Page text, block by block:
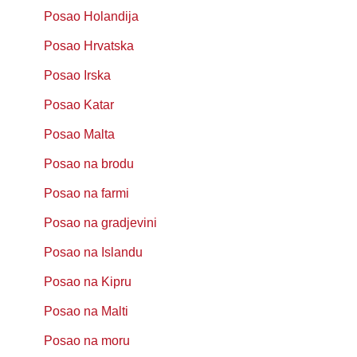
Posao Holandija
Posao Hrvatska
Posao Irska
Posao Katar
Posao Malta
Posao na brodu
Posao na farmi
Posao na gradjevini
Posao na Islandu
Posao na Kipru
Posao na Malti
Posao na moru